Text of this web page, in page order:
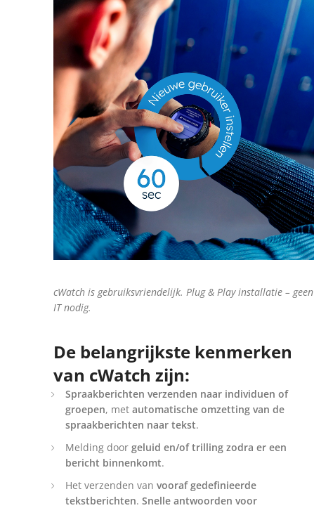
cWatch is gebruiksvriendelijk. Plug & Play installatie – geen
IT nodig.
De belangrijkste kenmerken
van cWatch zijn:
Spraakberichten verzenden naar individuen of
groepen, met automatische omzetting van de
spraakberichten naar tekst.
Melding door geluid en/of trilling zodra er een
bericht binnenkomt.
Het verzenden van vooraf gedefinieerde
tekstberichten. Snelle antwoorden voor